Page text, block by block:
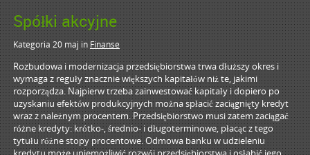
Spółki akcyjne
Kategoria 20 majinFinanse
Rozbudowa i modernizacja przedsiębiorstwa trwa dłuższy okres i
wymaga z reguły znacznie większych kapitałów niż te, jakimi
rozporządza. Najpierw trzeba zainwestować kapitały i dopiero po
uzyskaniu efektów produkcyjnych można spłacić zaciągnięty kredyt
wraz z należnym procentem. Przedsiębiorstwo musi zatem zaciągać
różne kredyty: krótko-, średnio- i długoterminowe, płacąc z tego
tytułu różne stopy procentowe. Odmowa banku w udzieleniu